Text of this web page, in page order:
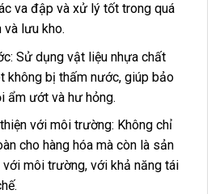
va đập và xử lý tốt trong quá
và lưu kho.
Sử dụng vật liệu nhựa chất
không bị thấm nước, giúp bảo
ẩm ướt và hư hỏng.
với môi trường: Không chỉ
cho hàng hóa mà còn là sản
với môi trường, với khả năng tái